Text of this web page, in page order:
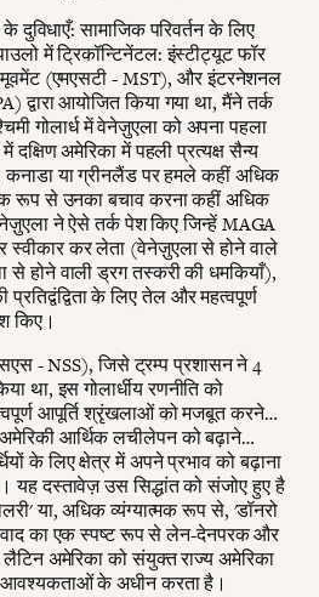
दुविधाएँ: सामाजिक परिवर्तन के लिए
में ट्रिकॉन्टिनेंटल: इंस्टीट्यूट फॉर
(एमएसटी - MST), और इंटरनेशनल
द्वारा आयोजित किया गया था, मैंने तर्क
गोलार्ध में वेनेज़ुएला को अपना पहला
दक्षिण अमेरिका में पहली प्रत्यक्ष सैन्य
कनाडा या ग्रीनलैंड पर हमले कहीं अधिक
रूप से उनका बचाव करना कहीं अधिक
ने ऐसे तर्क पेश किए जिन्हें MAGA
स्वीकार कर लेता (वेनेज़ुएला से होने वाले
होने वाली ड्रग तस्करी की धमकियाँ),
के लिए तेल और महत्वपूर्ण
किए।
- NSS), जिसे ट्रम्प प्रशासन ने 4
था, इस गोलार्धीय रणनीति को
आपूर्ति श्रृंखलाओं को मजबूत करने…
आर्थिक लचीलेपन को बढ़ाने…
के लिए क्षेत्र में अपने प्रभाव को बढ़ाना
यह दस्तावेज़ उस सिद्धांत को संजोए हुए है
या, अधिक व्यंग्यात्मक रूप से, 'डॉनरो
का एक स्पष्ट रूप से लेन-देनपरक और
अमेरिका को संयुक्त राज्य अमेरिका
के अधीन करता है।